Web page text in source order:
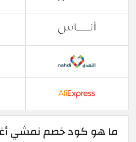
ما هو كود خصم نمشي